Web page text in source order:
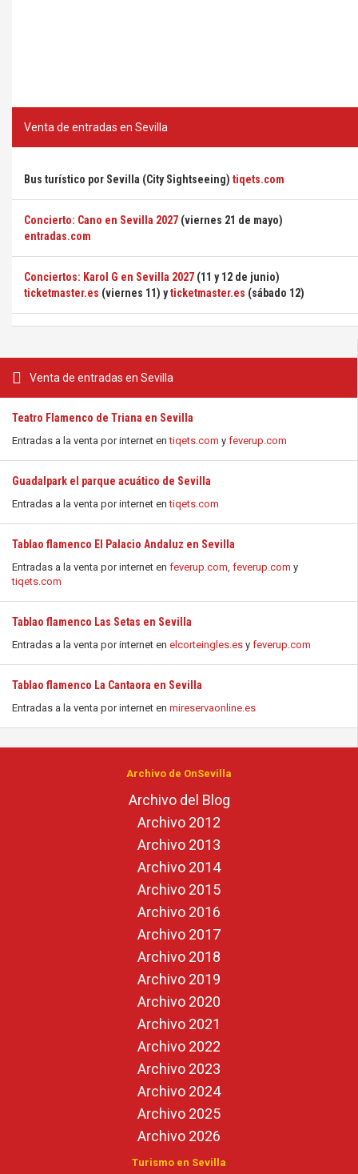
Venta de entradas en Sevilla
Teatro Flamenco de Triana en Sevilla
Entradas a la venta por internet entiqets.com y feverup.com
Guadalpark el parque acuático de Sevilla
Entradas a la venta por internet entiqets.com
Tablao flamenco El Palacio Andaluz en Sevilla
Entradas a la venta por internet en feverup.com, feverup.com y
tiqets.com
Tablao flamenco Las Setas en Sevilla
Entradas a la venta por internet en elcorteingles.es y feverup.com
Tablao flamenco La Cantaora en Sevilla
Entradas a la venta por internet en mireservaonline.es
Venta de entradas en Sevilla
Bus turístico por Sevilla (City Sightseeing) tiqets.com
Concierto: Cano en Sevilla 2027 (viernes 21 de mayo)
entradas.com
Conciertos: Karol G en Sevilla 2027 (11 y 12 de junio)
ticketmaster.es (viernes 11) yticketmaster.es (sábado 12)
Archivo de OnSevilla
Archivo del Blog
Archivo 2012
Archivo 2013
Archivo 2014
Archivo 2015
Archivo 2016
Archivo 2017
Archivo 2018
Archivo 2019
Archivo 2020
Archivo 2021
Archivo 2022
Archivo 2023
Archivo 2024
Archivo 2025
Archivo 2026
Turismo en Sevilla